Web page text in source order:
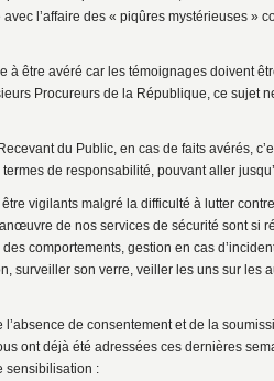
l’affaire des « piqûres mystérieuses »
à être avéré car les témoignages doivent
Procureurs de la République, ce sujet
du Public, en cas de faits avérés,
de responsabilité, pouvant aller
vigilants malgré la difficulté à lutter
de nos services de sécurité sont si
comportements, gestion en cas
surveiller son verre, veiller les uns sur les
de consentement et de la
ont déjà été adressées ces dernières
sensibilisation :